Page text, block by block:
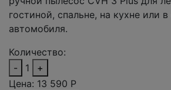
гостиной, спальне, на кухне или в
автомобиля.
Количество:
-
1
+
Цена: 13 590 Р